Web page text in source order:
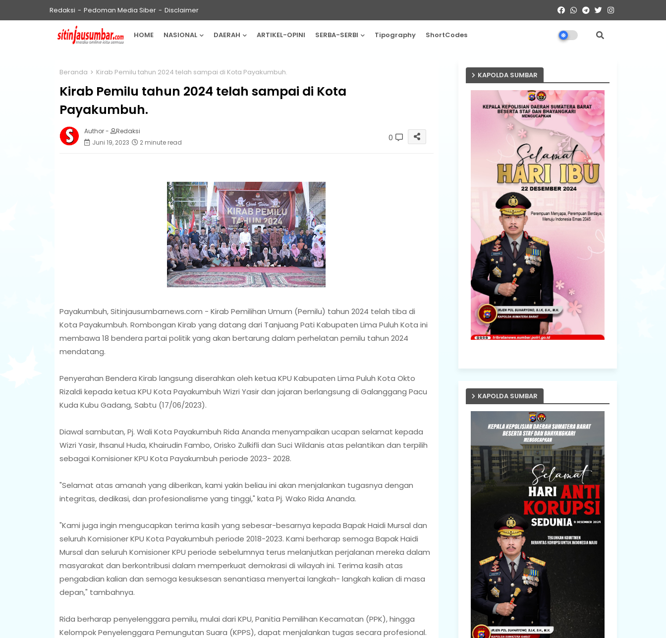
Redaksi Pedoman Media Siber Disclaimer
HOME NASIONAL DAERAH ARTIKEL-OPINI SERBA-SERBI Tipography ShortCodes
Beranda Kirab Pemilu tahun 2024 telah sampai di Kota Payakumbuh.
Kirab Pemilu tahun 2024 telah sampai di Kota
Payakumbuh.
Author -
Redaksi
Juni 19, 2023
2 minute read 0
Payakumbuh, Sitinjausumbarnews.com - Kirab Pemilihan Umum (Pemilu) tahun 2024 telah tiba di
Kota Payakumbuh. Rombongan Kirab yang datang dari Tanjuang Pati Kabupaten Lima Puluh Kota ini
membawa 18 bendera partai politik yang akan bertarung dalam perhelatan pemilu tahun 2024
mendatang.
Penyerahan Bendera Kirab langsung diserahkan oleh ketua KPU Kabupaten Lima Puluh Kota Okto
Rizaldi kepada ketua KPU Kota Payakumbuh Wizri Yasir dan jajaran berlangsung di Galanggang Pacu
Kuda Kubu Gadang, Sabtu (17/06/2023).
Diawal sambutan, Pj. Wali Kota Payakumbuh Rida Ananda menyampaikan ucapan selamat kepada
Wizri Yasir, Ihsanul Huda, Khairudin Fambo, Orisko Zulkifli dan Suci Wildanis atas pelantikan dan terpilih
sebagai Komisioner KPU Kota Payakumbuh periode 2023- 2028.
"Selamat atas amanah yang diberikan, kami yakin beliau ini akan menjalankan tugasnya dengan
integritas, dedikasi, dan profesionalisme yang tinggi," kata Pj. Wako Rida Ananda.
"Kami juga ingin mengucapkan terima kasih yang sebesar-besarnya kepada Bapak Haidi Mursal dan
seluruh Komisioner KPU Kota Payakumbuh periode 2018-2023. Kami berharap semoga Bapak Haidi
Mursal dan seluruh Komisioner KPU periode sebelumnya terus melanjutkan perjalanan mereka dalam
masyarakat dan berkontribusi dalam memperkuat demokrasi di wilayah ini. Terima kasih atas
pengabdian kalian dan semoga kesuksesan senantiasa menyertai langkah- langkah kalian di masa
depan," tambahnya.
Rida berharap penyelenggara pemilu, mulai dari KPU, Panitia Pemilihan Kecamatan (PPK), hingga
Kelompok Penyelenggara Pemungutan Suara (KPPS), dapat menjalankan tugas secara profesional.
KAPOLDA SUMBAR
KAPOLDA SUMBAR